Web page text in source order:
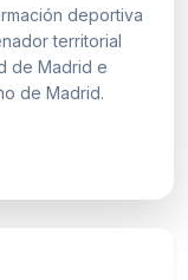
deportiva
territorial
de Madrid e
de Madrid.